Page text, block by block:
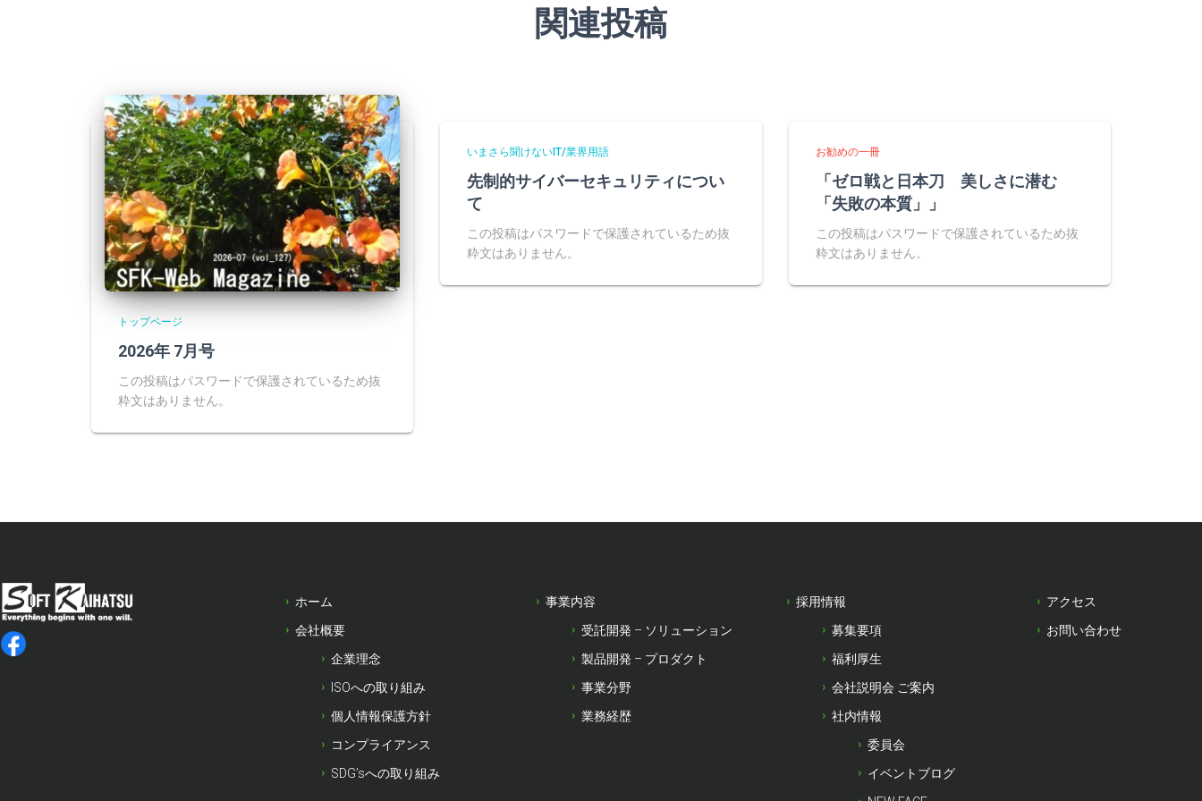
関連投稿
トップページ
2026年 7月号
この投稿はパスワードで保護されているため抜
粋文はありません。
いまさら聞けないIT/業界用語
先制的サイバーセキュリティについ
て
この投稿はパスワードで保護されているため抜
粋文はありません。
お勧めの一冊
「ゼロ戦と日本刀 美しさに潜む
「失敗の本質」」
この投稿はパスワードで保護されているため抜
粋文はありません。
ホーム
会社概要
企業理念
ISOへの取り組み
個人情報保護方針
コンプライアンス
SDG’sへの取り組み
事業内容
受託開発 – ソリューション
製品開発 – プロダクト
事業分野
業務経歴
採用情報
募集要項
福利厚生
会社説明会 ご案内
社内情報
委員会
イベントブログ
アクセス
お問い合わせ